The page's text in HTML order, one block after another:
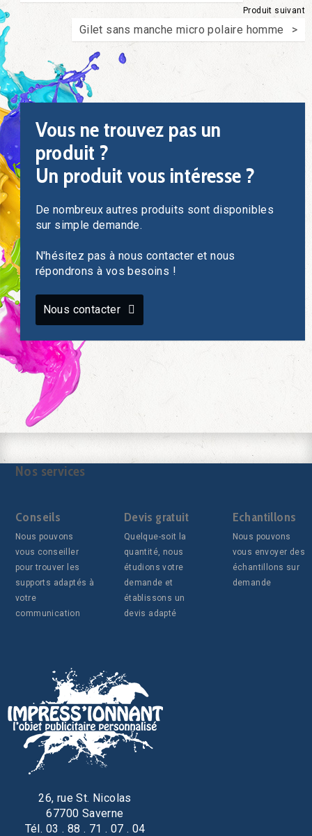
Produit suivant
Gilet sans manche micro polaire homme
Vous ne trouvez pas un
produit ?
Un produit vous intéresse ?
De nombreux autres produits sont disponibles
sur simple demande.
N'hésitez pas à nous contacter et nous
répondrons à vos besoins !
Nous contacter
Nos services
Conseils
Nous pouvons
vous conseiller
pour trouver les
supports adaptés à
votre
communication
Devis gratuit
Quelque-soit la
quantité, nous
étudions votre
demande et
établissons un
devis adapté
Echantillons
Nous pouvons
vous envoyer des
échantillons sur
demande
26, rue St. Nicolas
67700 Saverne
Tél. 03 . 88 . 71 . 07 . 04